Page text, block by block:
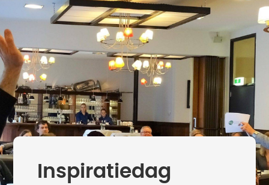
Inspiratiedag